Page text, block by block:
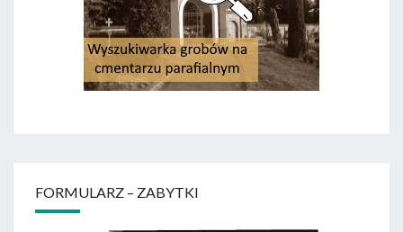
FORMULARZ – ZABYTKI